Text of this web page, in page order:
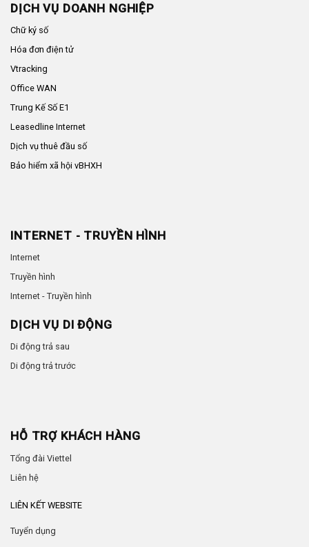
DỊCH VỤ DOANH NGHIỆP
Chữ ký số
Hóa đơn điện tử
Vtracking
Office WAN
Trung Kế Số E1
Leasedline Internet
Dịch vụ thuê đầu số
Bảo hiểm xã hội vBHXH
INTERNET - TRUYỀN HÌNH
Internet
Truyền hình
Internet - Truyền hình
DỊCH VỤ DI ĐỘNG
Di động trả sau
Di động trả trước
HỖ TRỢ KHÁCH HÀNG
Tổng đài Viettel
Liên hệ
LIÊN KẾT WEBSITE
Tuyển dụng